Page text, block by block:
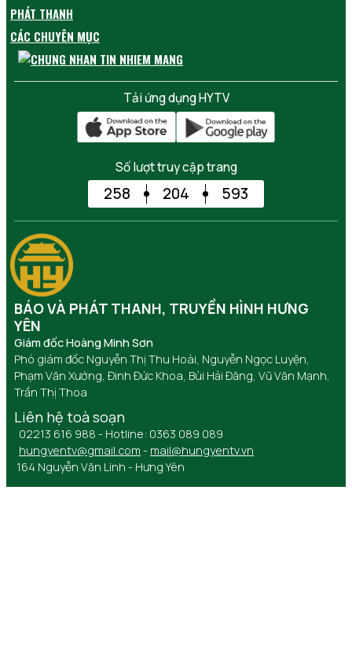
PHÁT THANH
CÁC CHUYÊN MỤC
Tải ứng dụng HYTV
Số lượt truy cập trang
258 204 593
BÁO VÀ PHÁT THANH, TRUYỀN HÌNH HƯNG
YÊN
Giám đốc Hoàng Minh Sơn
Phó giám đốc Nguyễn Thị Thu Hoài, Nguyễn Ngọc Luyện,
Phạm Văn Xướng, Đinh Đức Khoa, Bùi Hải Đăng, Vũ Văn Mạnh,
Trần Thị Thoa
Liên hệ toà soạn
02213 616 988 - Hotline: 0363 089 089
hungyentv@gmail.com - mail@hungyentv.vn
164 Nguyễn Văn Linh - Hưng Yên